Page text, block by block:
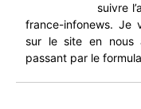
suivre
france-infonews. Je
sur le site en nous
passant par le